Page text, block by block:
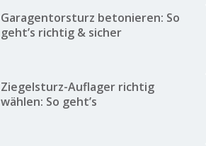
Garagentorsturz betonieren: So
geht’s richtig & sicher
Ziegelsturz-Auflager richtig
wählen: So geht’s